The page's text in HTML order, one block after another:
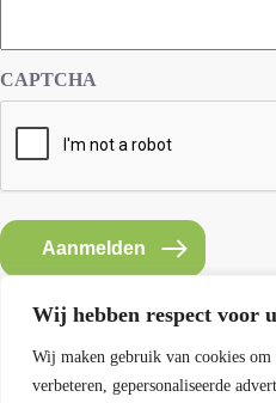
Wij hebben respect voor
Wij maken gebruik van cookies
verbeteren, gepersonaliseerde
CAPTCHA
Aanmelden
Contact SEMH